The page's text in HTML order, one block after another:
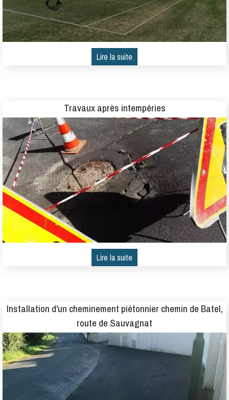
Travaux après intempéries
Installation d'un cheminement piétonnier chemin de Batel,
route de Sauvagnat